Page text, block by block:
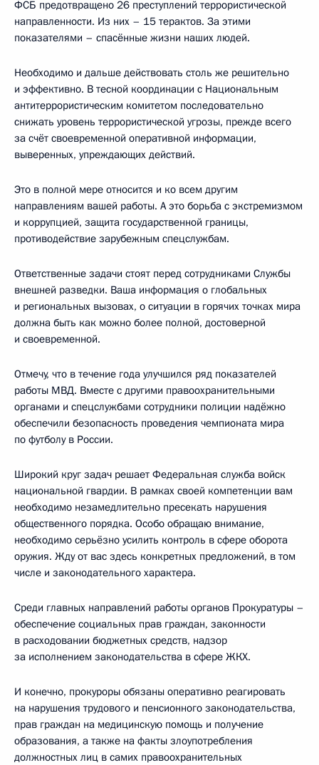
ФСБ предотвращено 26 преступлений террористической
направленности. Из них – 15 терактов. За этими
показателями – спасённые жизни наших людей.
Необходимо и дальше действовать столь же решительно
и эффективно. В тесной координации с Национальным
антитеррористическим комитетом последовательно
снижать уровень террористической угрозы, прежде всего
за счёт своевременной оперативной информации,
выверенных, упреждающих действий.
Это в полной мере относится и ко всем другим
направлениям вашей работы. А это борьба с экстремизмом
и коррупцией, защита государственной границы,
противодействие зарубежным спецслужбам.
Ответственные задачи стоят перед сотрудниками Службы
внешней разведки. Ваша информация о глобальных
и региональных вызовах, о ситуации в горячих точках мира
должна быть как можно более полной, достоверной
и своевременной.
Отмечу, что в течение года улучшился ряд показателей
работы МВД. Вместе с другими правоохранительными
органами и спецслужбами сотрудники полиции надёжно
обеспечили безопасность проведения чемпионата мира
по футболу в России.
Широкий круг задач решает Федеральная служба войск
национальной гвардии. В рамках своей компетенции вам
необходимо незамедлительно пресекать нарушения
общественного порядка. Особо обращаю внимание,
необходимо серьёзно усилить контроль в сфере оборота
оружия. Жду от вас здесь конкретных предложений, в том
числе и законодательного характера.
Среди главных направлений работы органов Прокуратуры –
обеспечение социальных прав граждан, законности
в расходовании бюджетных средств, надзор
за исполнением законодательства в сфере ЖКХ.
И конечно, прокуроры обязаны оперативно реагировать
на нарушения трудового и пенсионного законодательства,
прав граждан на медицинскую помощь и получение
образования, а также на факты злоупотребления
должностных лиц в самих правоохранительных